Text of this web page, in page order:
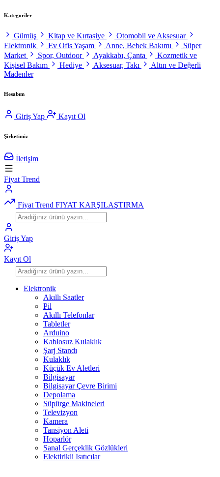
Kategoriler
Gümüş Kitap ve Kırtasiye
Otomobil ve Aksesuar
Elektronik
Ev Ofis Yaşam Anne, Bebek Bakımı
Süper
Market
Spor, Outdoor Ayakkabı, Çanta
Kozmetik ve
Kişisel Bakım
Hediye Aksesuar, Takı
Altın ve Değerli
Madenler
Hesabım
Giriş Yap Kayıt Ol
Şirketimiz
İletişim
Fiyat Trend
Fiyat Trend FIYAT KARŞILAŞTIRMA
Giriş Yap
Kayıt Ol
Elektronik
Akıllı Saatler
Pil
Akıllı Telefonlar
Tabletler
Arduino
Kablosuz Kulaklık
Şarj Standı
Kulaklık
Küçük Ev Aletleri
Bilgisayar
Bilgisayar Çevre Birimi
Depolama
Süpürge Makineleri
Televizyon
Kamera
Tansiyon Aleti
Hoparlör
Sanal Gerçeklik Gözlükleri
Elektirikli Isıtıcılar